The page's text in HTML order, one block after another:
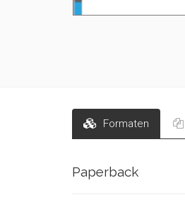
Formaten
Paperback